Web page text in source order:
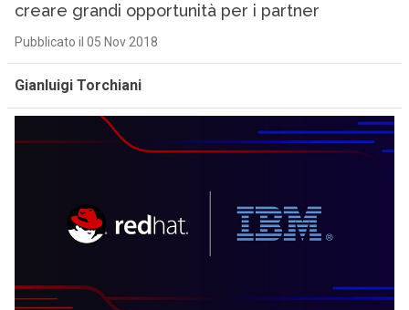
creare grandi opportunità per i partner
Pubblicato il 05 Nov 2018
Gianluigi Torchiani